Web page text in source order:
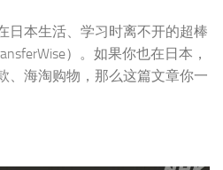
日本生活、学习时离不开的超棒
）。如果你也在日本，
、海淘购物，那么这篇文章你一